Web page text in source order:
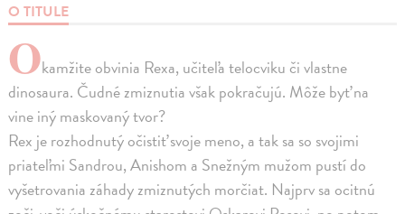
O TITULE
Okamžite obvinia Rexa, učiteľa telocviku či vlastne
dinosaura. Čudné zmiznutia však pokračujú. Môže byť na
vine iný maskovaný tvor?
Rex je rozhodnutý očistiť svoje meno, a tak sa so svojimi
priateľmi Sandrou, Anishom a Snežným mužom pustí do
vyšetrovania záhady zmiznutých morčiat. Najprv sa ocitnú